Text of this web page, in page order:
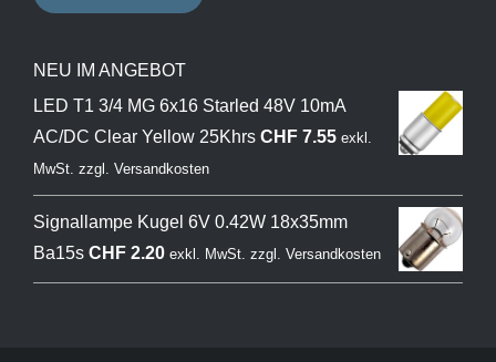
NEU IM ANGEBOT
LED T1 3/4 MG 6x16 Starled 48V 10mA
AC/DC Clear Yellow 25Khrs CHF7.55 exkl.
MwSt. zzgl. Versandkosten
Signallampe Kugel 6V 0.42W 18x35mm
Ba15s CHF2.20 exkl. MwSt. zzgl. Versandkosten